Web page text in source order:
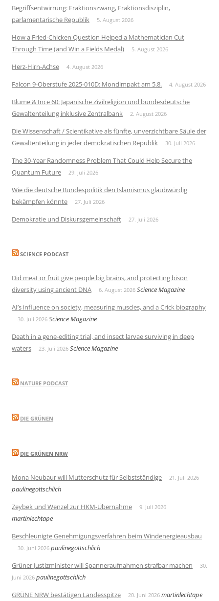
Begriffsentwirrung: Fraktionszwang, Fraktionsdisziplin,
parlamentarische Republik
5. August 2026
How a Fried-Chicken Question Helped a Mathematician Cut
Through Time (and Win a Fields Medal)
5. August 2026
Herz-Hirn-Achse 4. August 2026
Falcon 9-Oberstufe 2025-010D: Mondimpakt am 5.8. 4. August 2026
Blume & Ince 60: Japanische Zivilreligion und bundesdeutsche
Gewaltenteilung inklusive Zentralbank
2. August 2026
Die Wissenschaft / Scientikative als fünfte, unverzichtbare Säule der
Gewaltenteilung in jeder demokratischen Republik
30. Juli 2026
The 30-Year Randomness Problem That Could Help Secure the
Quantum Future
29. Juli 2026
Wie die deutsche Bundespolitik den Islamismus glaubwürdig
bekämpfen könnte
27. Juli 2026
Demokratie und Diskursgemeinschaft 27. Juli 2026
SCIENCE PODCAST
Did meat or fruit give people big brains, and protecting bison
diversity using ancient DNA
6. August 2026 Science Magazine
AI’s influence on society, measuring muscles, and a Crick biography
30. Juli 2026 Science Magazine
Death in a gene-editing trial, and insect larvae surviving in deep
waters
23. Juli 2026 Science Magazine
NATURE PODCAST
DIE GRÜNEN
DIE GRÜNEN NRW
Mona Neubaur will Mutterschutz für Selbstständige 21. Juli 2026
paulinegottschlich
Zeybek und Wenzel zur HKM-Übernahme
9. Juli 2026
martinlechtape
Beschleunigte Genehmigungsverfahren beim Windenergieausbau
30. Juni 2026 paulinegottschlich
Grüner Justizminister will Spanneraufnahmen strafbar machen
30.
Juni 2026 paulinegottschlich
GRÜNE NRW bestätigen Landesspitze
20. Juni 2026 martinlechtape